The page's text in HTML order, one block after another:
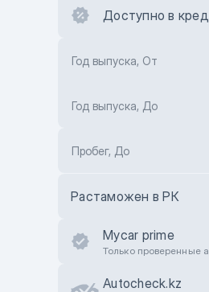
Доступно в
Год выпуска, От
Год выпуска, До
Пробег, До
Растаможен в РК
Mycar prime
Только проверенные
Autocheck.kz